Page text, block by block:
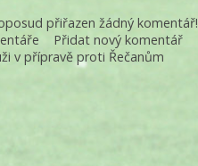
přiřazen žádný komentář!
Přidat nový komentář
v přípravě proti Řečanům